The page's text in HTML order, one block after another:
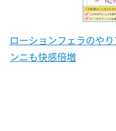
ローションフェラのや
ンニも快感倍増